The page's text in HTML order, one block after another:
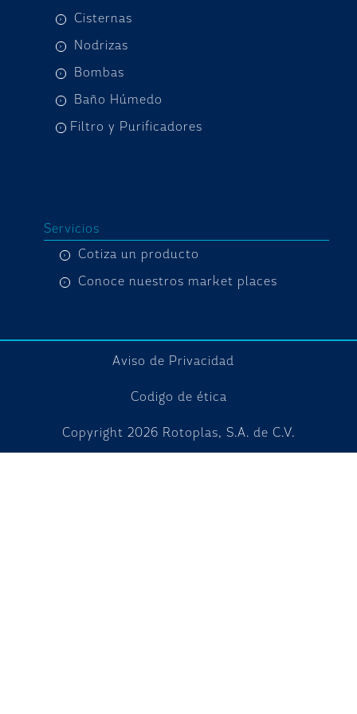
Cisternas
Nodrizas
Bombas
Baño Húmedo
Filtro y Purificadores
Servicios
Cotiza un producto
Conoce nuestros market places
Aviso de Privacidad
Codigo de ética
Copyright 2026 Rotoplas, S.A. de C.V.